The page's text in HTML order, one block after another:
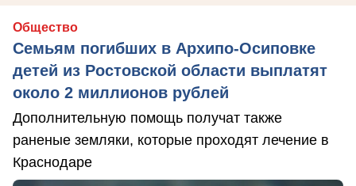
Общество
Семьям погибших в Архипо-Осиповке
детей из Ростовской области выплатят
около 2 миллионов рублей
Дополнительную помощь получат также
раненые земляки, которые проходят лечение в
Краснодаре